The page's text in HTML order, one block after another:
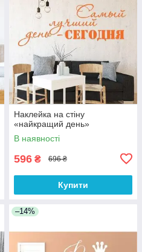
Наклейка на стіну
«найкращий день»
В наявності
596 ₴ 696 ₴
Купити
–14%